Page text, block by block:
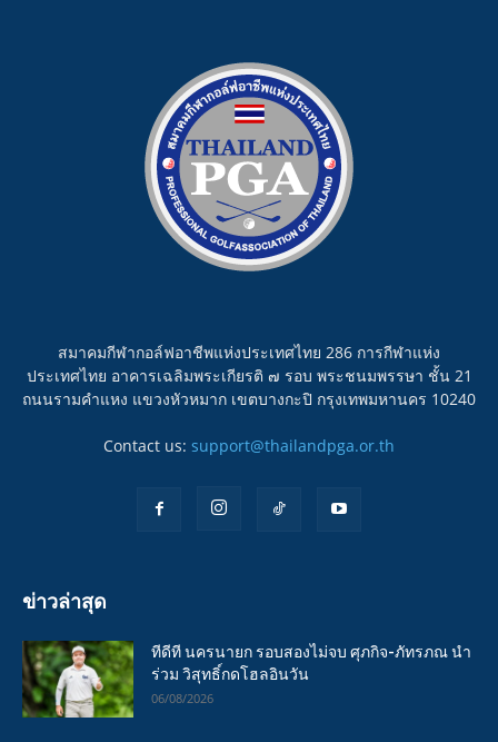
สมาคมกีฬากอล์ฟอาชีพแห่งประเทศไทย 286 การกีฬาแห่ง
ประเทศไทย อาคารเฉลิมพระเกียรติ ๗ รอบ พระชนมพรรษา ชั้น 21
ถนนรามคำแหง แขวงหัวหมาก เขตบางกะปิ กรุงเทพมหานคร 10240
Contact us: support@thailandpga.or.th
ข่าวล่าสุด
ทีดีที นครนายก รอบสองไม่จบ ศุภกิจ-ภัทรภณ นำ
ร่วม วิสุทธิ์กดโฮลอินวัน
06/08/2026